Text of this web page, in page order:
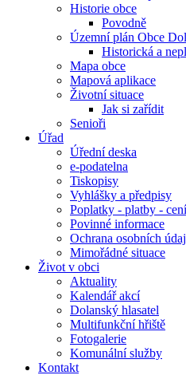
Historie obce
Povodně
Územní plán Obce
Historická a
Mapa obce
Mapová aplikace
Životní situace
Jak si zařídit
Senioři
Úřad
Úřední deska
e-podatelna
Tiskopisy
Vyhlášky a předpisy
Poplatky - platby -
Povinné informace
Ochrana osobních
Mimořádné situace
Život v obci
Aktuality
Kalendář akcí
Dolanský hlasatel
Multifunkční hřiště
Fotogalerie
Komunální služby
Kontakt